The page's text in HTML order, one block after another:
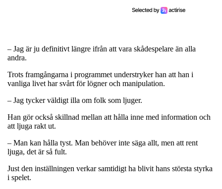
– Jag är ju definitivt längre ifrån att vara skådespelare än alla
andra.
Trots framgångarna i programmet understryker han att han i
vanliga livet har svårt för lögner och manipulation.
– Jag tycker väldigt illa om folk som ljuger.
Han gör också skillnad mellan att hålla inne med information och
att ljuga rakt ut.
– Man kan hålla tyst. Man behöver inte säga allt, men att rent
ljuga, det är så fult.
Just den inställningen verkar samtidigt ha blivit hans största styrka
i spelet.